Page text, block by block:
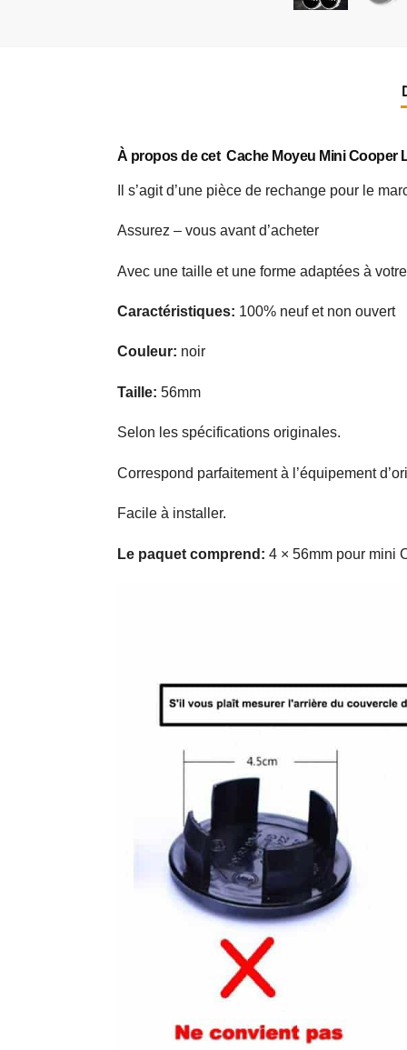
À propos de cet Cache Moyeu Mini Cooper
Il s’agit d’une pièce de rechange pour le
Assurez – vous avant d’acheter
Avec une taille et une forme adaptées à
Caractéristiques: 100% neuf et non ouvert
Couleur: noir
Taille: 56mm
Selon les spécifications originales.
Correspond parfaitement à l’équipement
Facile à installer.
Le paquet comprend: 4 × 56mm pour mini